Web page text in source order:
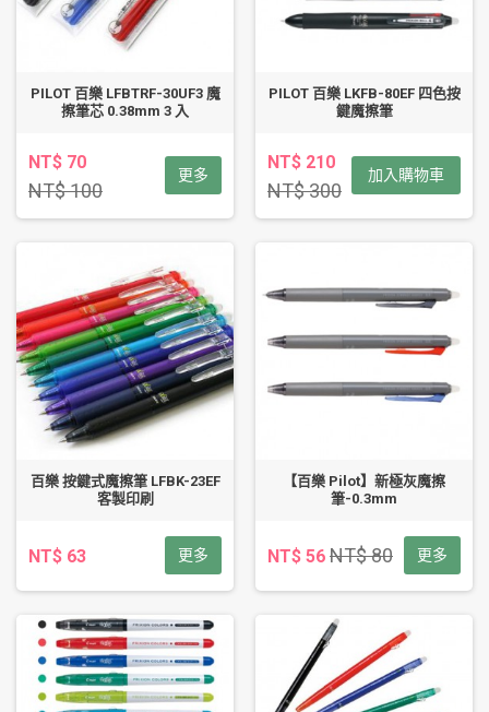
PILOT 百樂 LFBTRF-30UF3 魔
擦筆芯 0.38mm 3 入
NT$ 70
NT$ 100
更多
PILOT 百樂 LKFB-80EF 四色按
鍵魔擦筆
NT$ 210
NT$ 300
加入購物車
百樂 按鍵式魔擦筆 LFBK-23EF
客製印刷
NT$ 63 更多
【百樂 Pilot】新極灰魔擦
筆-0.3mm
NT$ 56 NT$ 80 更多